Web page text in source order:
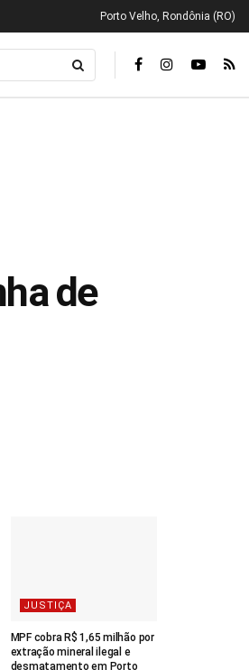
Porto Velho, Rondônia (RO)
de
JUSTIÇA
MPF cobra R$ 1,65 milhão por
extração mineral ilegal e
desmatamento em Porto